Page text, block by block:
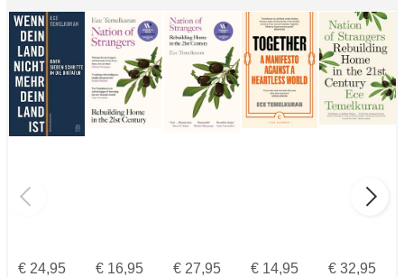
€24,95 €16,95 € 27,95 € 14,95 € 32,95